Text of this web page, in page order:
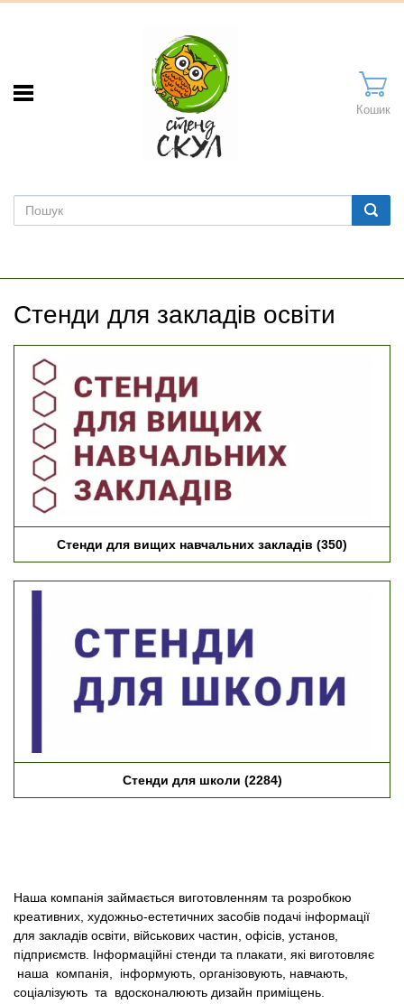
Кошик
Стенди для закладів освіти
Стенди для вищих навчальних закладів (350)
Стенди для школи (2284)
Наша компанія займається виготовленням та розробкою
креативних, художньо-естетичних засобів подачі інформації
для закладів освіти, військових частин, офісів, установ,
підприємств. Інформаційні стенди та плакати, які виготовляє
наша компанія, інформують, організовують, навчають,
соціалізують та вдосконалюють дизайн приміщень.